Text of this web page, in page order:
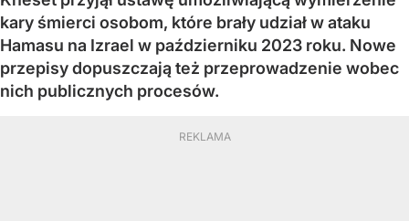
kary śmierci osobom, które brały udział w ataku
Hamasu na Izrael w październiku 2023 roku. Nowe
przepisy dopuszczają też przeprowadzenie wobec
nich publicznych procesów.